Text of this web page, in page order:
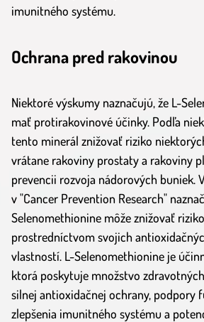
imunitného systému.
Ochrana pred rakovinou
Niektoré výskumy naznačujú, že L-
mať protirakovinové účinky. Podľa
tento minerál znižovať riziko
vrátane rakoviny prostaty a rakoviny
prevencii rozvoja nádorových buniek.
v "Cancer Prevention Research"
Selenomethionine môže znižovať
prostredníctvom svojich
vlastností. L-Selenomethionine je
ktorá poskytuje množstvo
silnej antioxidačnej ochrany, podpory
zlepšenia imunitného systému a